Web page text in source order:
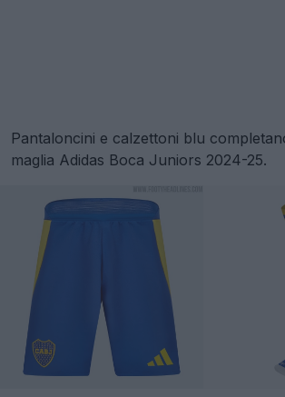
Pantaloncini e calzettoni blu
maglia Adidas Boca Juniors 2024-25.